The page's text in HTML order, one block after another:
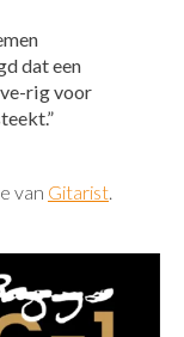
dat een
rig voor
van Gitarist.